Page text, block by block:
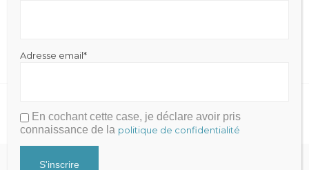
  
Adresse email*
En cochant cette case, je déclare avoir pris
connaissance de la politique de confidentialité